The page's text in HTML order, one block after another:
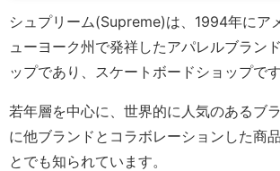
シュプリーム(Supreme)は、1994年にア
ューヨーク州で発祥したアパレルブラン
ップであり、スケートボードショップです
若年層を中心に、世界的に人気のあるブ
に他ブランドとコラボレーションした商
とでも知られています。